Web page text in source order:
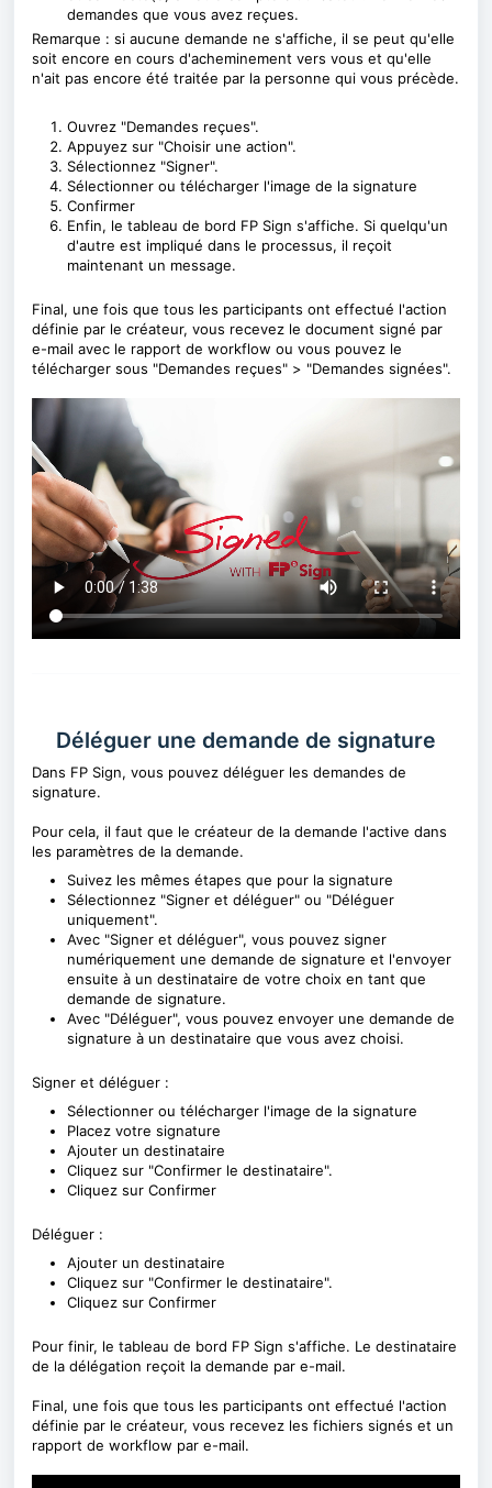
demandes que vous avez reçues.
Remarque : si aucune demande ne s'affiche, il se peut qu'elle
soit encore en cours d'acheminement vers vous et qu'elle
n'ait pas encore été traitée par la personne qui vous précède.
Ouvrez "Demandes reçues".
Appuyez sur "Choisir une action".
Sélectionnez "Signer".
Sélectionner ou télécharger l'image de la signature
Confirmer
Enfin, le tableau de bord FP Sign s'affiche. Si quelqu'un
d'autre est impliqué dans le processus, il reçoit
maintenant un message.
Final, une fois que tous les participants ont effectué l'action
définie par le créateur, vous recevez le document signé par
e-mail avec le rapport de workflow ou vous pouvez le
télécharger sous "Demandes reçues" > "Demandes signées".
Déléguer une demande de signature
Dans FP Sign, vous pouvez déléguer les demandes de
signature.
Pour cela, il faut que le créateur de la demande l'active dans
les paramètres de la demande.
Suivez les mêmes étapes que pour la signature
Sélectionnez "Signer et déléguer" ou "Déléguer
uniquement".
Avec "Signer et déléguer", vous pouvez signer
numériquement une demande de signature et l'envoyer
ensuite à un destinataire de votre choix en tant que
demande de signature.
Avec "Déléguer", vous pouvez envoyer une demande de
signature à un destinataire que vous avez choisi.
Signer et déléguer :
Sélectionner ou télécharger l'image de la signature
Placez votre signature
Ajouter un destinataire
Cliquez sur "Confirmer le destinataire".
Cliquez sur Confirmer
Déléguer :
Ajouter un destinataire
Cliquez sur "Confirmer le destinataire".
Cliquez sur Confirmer
Pour finir, le tableau de bord FP Sign s'affiche. Le destinataire
de la délégation reçoit la demande par e-mail.
Final, une fois que tous les participants ont effectué l'action
définie par le créateur, vous recevez les fichiers signés et un
rapport de workflow par e-mail.